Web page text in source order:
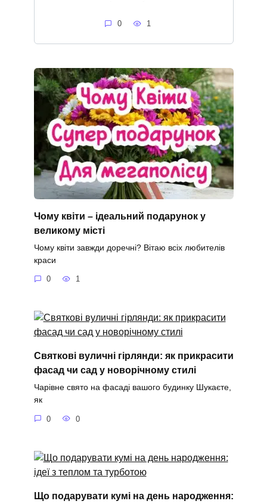
0 1
Чому квіти – ідеальний подарунок у
великому місті
Чому квіти завжди доречні? Вітаю всіх любителів
краси
0 1
Святкові вуличні гірлянди: як прикрасити
фасад чи сад у новорічному стилі
Чарівне свято на фасаді вашого будинку Шукаєте,
як
0 0
Що подарувати кумі на день народження: